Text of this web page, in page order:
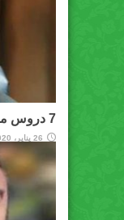
7 دروس مستفادة من ثورة يناير
26 يناير، 2020